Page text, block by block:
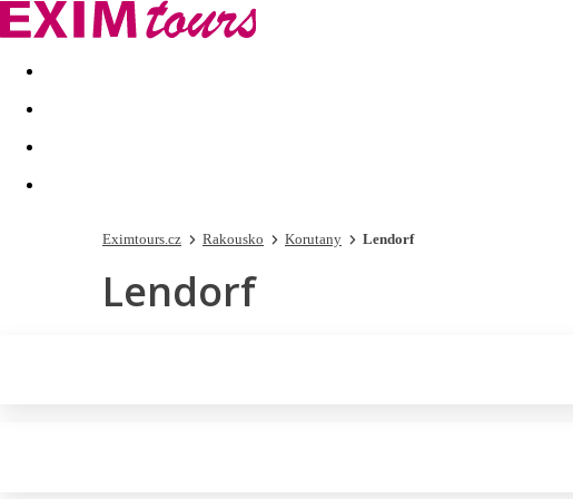
Akční nabídky Last minute
Eximtours.cz Rakousko Korutany Lendorf
Lendorf